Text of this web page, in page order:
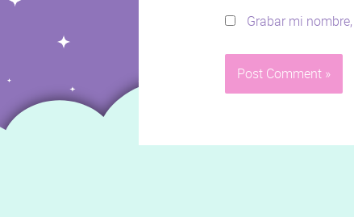
Grabar mi